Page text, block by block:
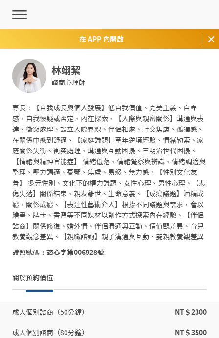
在 APP 內開啟
林翊絜
諮商心理師
專長：【自我成長與個人發展】低自我價值、完美主義、自卑
感、自我懷疑或否定、內在探索、【人際與親密關係】溝通與表
達、衝突處理、設立人際界線、伴侶相處、社交焦慮、孤獨感、
在關係中感到舒適、【家庭議題】童年逆境經驗、情緒勒索、家
庭關係失衡、衝突處理、溝通與互動困擾、三明治世代困擾、
【情緒與精神官能症】 情緒低落、情緒覺察與辨識、情緒調適與
整理、壓力調適、憂鬱、焦慮、易怒、無力感、【性別文化友
善】 多元性別、文化下的權力議題、女性心理、男性心理、【悲
傷失落】關係結束、親友離世、生命意義、【成癮議題】酒精成
癮、關係成癮、【表達性藝術介入】根據不同議題與需求，會以
繪畫、牌卡、書寫等不同媒材以創作方式探索內在經驗、【伴侶
諮商】關係修復、婚外情、伴侶溝通與互動、價值觀差異、育兒
教養觀念差異、【親職諮詢】親子溝通與互動、雙親教養觀差異
證照號碼：諮心字第006928號
關於預約價位
成人個別諮商（50分鐘） NT＄2300
成人個別諮商（80分鐘） NT＄3500